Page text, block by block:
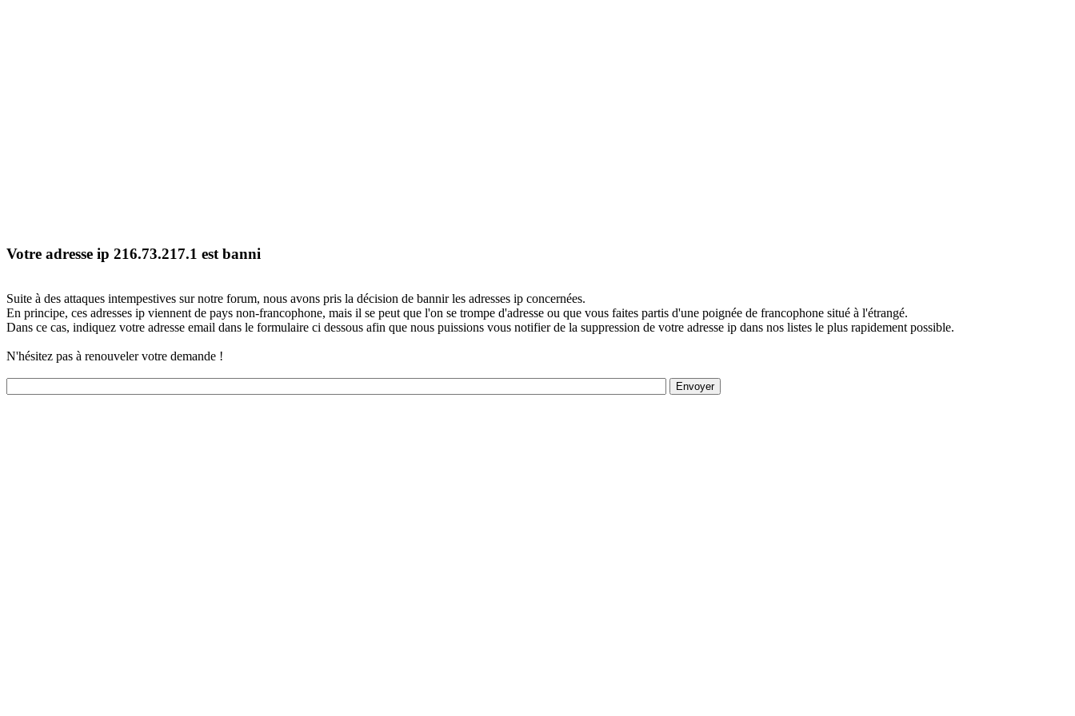
Votre adresse ip 216.73.217.1 est banni
Suite à des attaques intempestives sur notre forum, nous avons pris la décision de bannir les adresses ip concernées.
En principe, ces adresses ip viennent de pays non-francophone, mais il se peut que l'on se trompe d'adresse ou que vous faites partis d'une poignée de francophone situé à l'étrangé.
Dans ce cas, indiquez votre adresse email dans le formulaire ci dessous afin que nous puissions vous notifier de la suppression de votre adresse ip dans nos listes le plus rapidement possible.
N'hésitez pas à renouveler votre demande !